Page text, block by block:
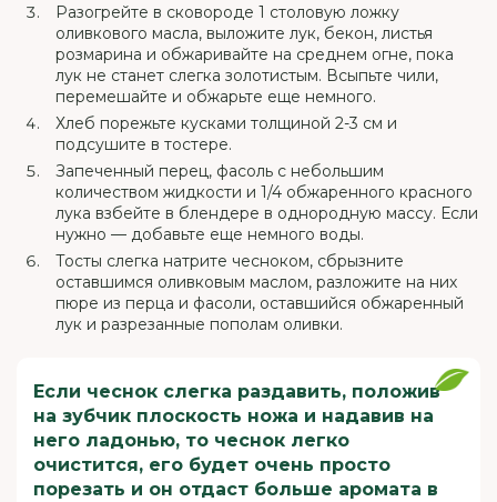
Разогрейте в сковороде 1 столовую ложку
оливкового масла, выложите лук, бекон, листья
розмарина и обжаривайте на среднем огне, пока
лук не станет слегка золотистым. Всыпьте чили,
перемешайте и обжарьте еще немного.
Хлеб порежьте кусками толщиной 2-3 см и
подсушите в тостере.
Запеченный перец, фасоль с небольшим
количеством жидкости и 1/4 обжаренного красного
лука взбейте в блендере в однородную массу. Если
нужно — добавьте еще немного воды.
Тосты слегка натрите чесноком, сбрызните
оставшимся оливковым маслом, разложите на них
пюре из перца и фасоли, оставшийся обжаренный
лук и разрезанные пополам оливки.
Если чеснок слегка раздавить, положив
на зубчик плоскость ножа и надавив на
него ладонью, то чеснок легко
очистится, его будет очень просто
порезать и он отдаст больше аромата в